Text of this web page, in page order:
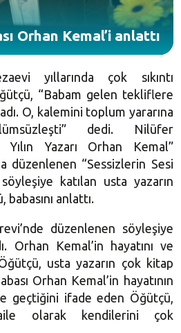
Orhan Kemal’i anlattı
yıllarında çok sıkıntı
“Babam gelen tekliflere
O, kalemini toplum yararına
dedi. Nilüfer
Yılın Yazarı Orhan Kemal”
düzenlenen “Sessizlerin Sesi
katılan usta yazarın
babasını anlattı.
düzenlenen söyleşiye
Orhan Kemal’in hayatını ve
Öğütçü, usta yazarın çok kitap
Orhan Kemal’in hayatının
geçtiğini ifade eden Öğütçü,
aile olarak kendilerini çok